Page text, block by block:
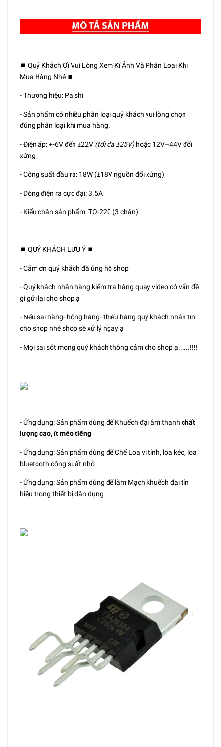
⏹️ Quý Khách Ơi Vui Lòng Xem Kĩ Ảnh Và Phân Loại Khi
Mua Hàng Nhé ⏹️
- Thương hiệu: Paishi
- Sản phẩm có nhiều phân loại quý khách vui lòng chọn
đúng phân loại khi mua hàng.
- Điện áp: +-6V đến ±22V (tối đa ±25V)hoặc 12V–44V đối
xứng
- Công suất đầu ra: 18W (±18V nguồn đối xứng)
- Dòng điện ra cực đại: 3.5A
- Kiểu chân sản phẩm: TO-220 (3 chân)
⏹️ QUÝ KHÁCH LƯU Ý ⏹️
- Cảm ơn quý khách đã ủng hộ shop
- Quý khách nhận hàng kiểm tra hàng quay video có vấn đề
gì gửi lại cho shop ạ
- Nếu sai hàng- hỏng hàng- thiếu hàng quý khách nhắn tin
cho shop nhé shop sẽ xử lý ngay ạ
- Mọi sai sót mong quý khách thông cảm cho shop ạ......!!!!
- Ứng dụng: Sản phẩm dùng để Khuếch đại âm thanh chất
lượng cao, ít méo tiếng
- Ứng dụng: Sản phẩm dùng để Chế Loa vi tính, loa kéo, loa
bluetooth công suất nhỏ
- Ứng dụng: Sản phẩm dùng để làm Mạch khuếch đại tín
hiệu trong thiết bị dân dụng